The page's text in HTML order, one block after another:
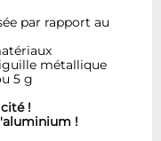
par rapport au
métallique
5 g
!
!